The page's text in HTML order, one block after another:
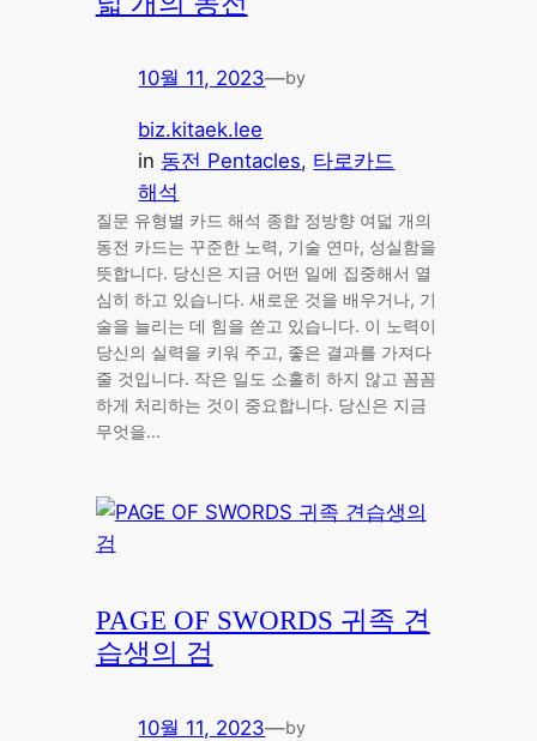
10월 11, 2023—by
biz.kitaek.lee
in 동전 Pentacles, 타로카드
해석
질문 유형별 카드 해석 종합 정방향 여덟 개의
동전 카드는 꾸준한 노력, 기술 연마, 성실함을
뜻합니다. 당신은 지금 어떤 일에 집중해서 열
심히 하고 있습니다. 새로운 것을 배우거나, 기
술을 늘리는 데 힘을 쏟고 있습니다. 이 노력이
당신의 실력을 키워 주고, 좋은 결과를 가져다
줄 것입니다. 작은 일도 소홀히 하지 않고 꼼꼼
하게 처리하는 것이 중요합니다. 당신은 지금
무엇을…
PAGE OF SWORDS 귀족 견
습생의 검
10월 11, 2023—by